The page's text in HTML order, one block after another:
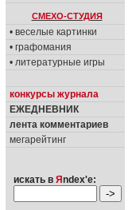
СМЕХО-СТУДИЯ
• веселые картинки
• графомания
• литературные игры
конкурсы журнала
ЕЖЕДНЕВНИК
лента комментариев
мегарейтинг
искать в Я ndex'е: